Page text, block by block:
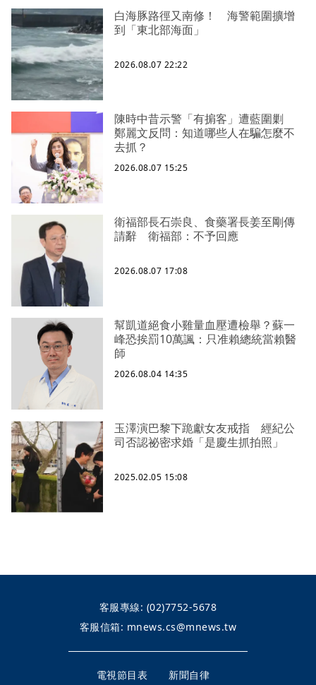
白海豚路徑又南修！ 海警範圍擴增
到「東北部海面」
2026.08.07 22:22
陳時中昔示警「有掮客」遭藍圍剿
鄭麗文反問：知道哪些人在騙怎麼不
去抓？
2026.08.07 15:25
衛福部長石崇良、食藥署長姜至剛傳
請辭 衛福部：不予回應
2026.08.07 17:08
幫凱道絕食小雞量血壓遭檢舉？蘇一
峰恐挨罰10萬諷：只准賴總統當賴醫
師
2026.08.04 14:35
玉澤演巴黎下跪獻女友戒指 經紀公
司否認祕密求婚「是慶生抓拍照」
2025.02.05 15:08
客服專線: (02)7752-5678
客服信箱: mnews.cs@mnews.tw
電視節目表 新聞自律